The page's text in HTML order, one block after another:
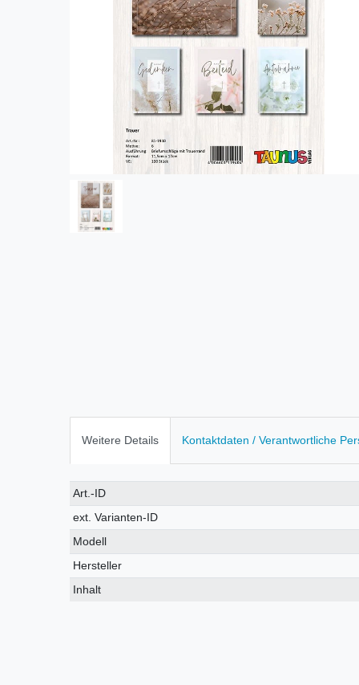
Weitere Details Kontaktdaten / Verantwortliche
Technisches
Merkmal
Wert
Art.-ID
ext. Varianten-ID
Modell
Hersteller
Inhalt